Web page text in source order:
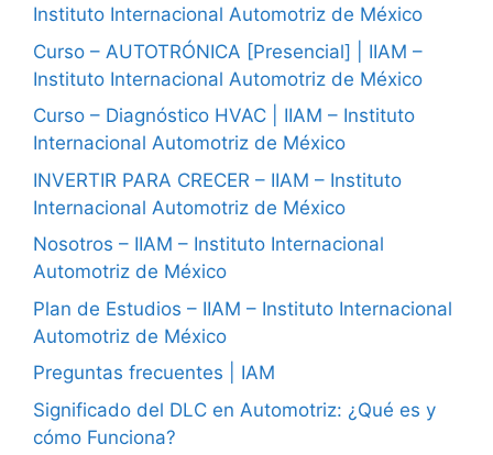
Instituto Internacional Automotriz de México
Curso – AUTOTRÓNICA [Presencial] | IIAM –
Instituto Internacional Automotriz de México
Curso – Diagnóstico HVAC | IIAM – Instituto
Internacional Automotriz de México
INVERTIR PARA CRECER – IIAM – Instituto
Internacional Automotriz de México
Nosotros – IIAM – Instituto Internacional
Automotriz de México
Plan de Estudios – IIAM – Instituto Internacional
Automotriz de México
Preguntas frecuentes | IAM
Significado del DLC en Automotriz: ¿Qué es y
cómo Funciona?